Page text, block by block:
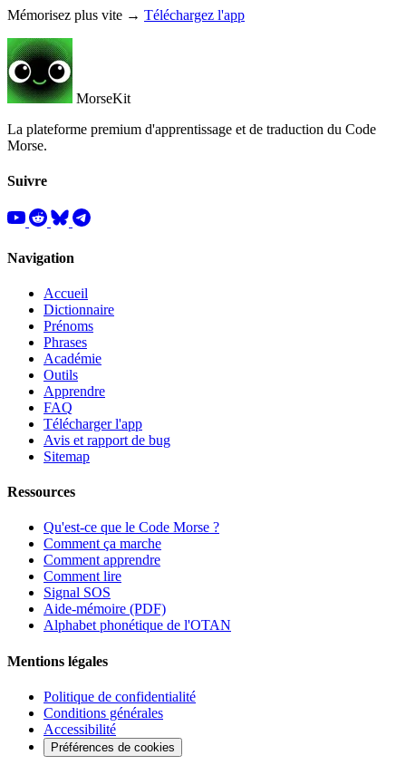
Mémorisez plus vite → Téléchargez l'app
MorseKit
La plateforme premium d'apprentissage et de traduction du Code
Morse.
Suivre
Navigation
Accueil
Dictionnaire
Prénoms
Phrases
Académie
Outils
Apprendre
FAQ
Télécharger l'app
Avis et rapport de bug
Sitemap
Ressources
Qu'est-ce que le Code Morse ?
Comment ça marche
Comment apprendre
Comment lire
Signal SOS
Aide-mémoire (PDF)
Alphabet phonétique de l'OTAN
Mentions légales
Politique de confidentialité
Conditions générales
Accessibilité
Préférences de cookies